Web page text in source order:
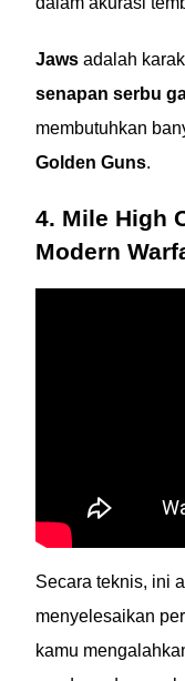
Jaws adalah
senapan serbu
membutuhkan
Golden Guns.
4. Mile High
Modern
Secara teknis, ini
menyelesaikan
kamu